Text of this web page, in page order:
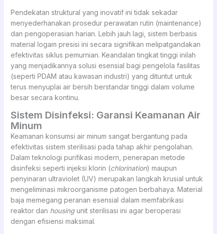
Pendekatan struktural yang inovatif ini tidak sekadar
menyederhanakan prosedur perawatan rutin (maintenance)
dan pengoperasian harian. Lebih jauh lagi, sistem berbasis
material logam presisi ini secara signifikan melipatgandakan
efektivitas siklus pemurnian. Keandalan tingkat tinggi inilah
yang menjadikannya solusi esensial bagi pengelola fasilitas
(seperti PDAM atau kawasan industri) yang dituntut untuk
terus menyuplai air bersih berstandar tinggi dalam volume
besar secara kontinu.
Sistem Disinfeksi: Garansi Keamanan Air
Minum
Keamanan konsumsi air minum sangat bergantung pada
efektivitas sistem sterilisasi pada tahap akhir pengolahan.
Dalam teknologi purifikasi modern, penerapan metode
disinfeksi seperti injeksi klorin (chlorination) maupun
penyinaran ultraviolet (UV) merupakan langkah krusial untuk
mengeliminasi mikroorganisme patogen berbahaya. Material
baja memegang peranan esensial dalam memfabrikasi
reaktor dan housingunit sterilisasi ini agar beroperasi
dengan efisiensi maksimal.